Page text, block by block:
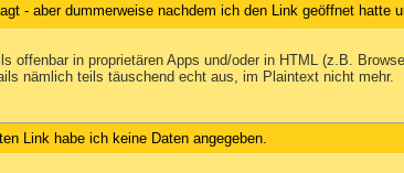
- aber dummerweise nachdem ich den Link geöffnet hatte
offenbar in proprietären Apps und/oder in HTML (z.B.
nämlich teils täuschend echt aus, im Plaintext nicht mehr.
Link habe ich keine Daten angegeben.